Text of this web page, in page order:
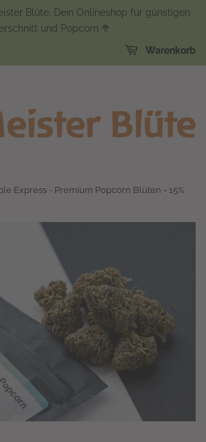
Blüte. Dein Onlineshop für günstigen
und Popcorn 🥦
Warenkorb
Express - Premium Popcorn Blüten - 15%